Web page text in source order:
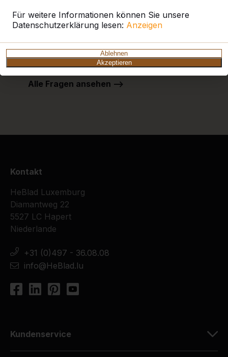
Für weitere Informationen können Sie unsere
Datenschutzerklärung lesen: Anzeigen
Ablehnen
Akzeptieren
Es wurden leider keine spezifischen häufig
gestellten Fragen gefunden.
alle häufig gestellten Fragen anzusehen.
Alle Fragen ansehen -->
Kontakt
HeBlad Luxemburg
Diamantweg 22
5527 LC Hapert
Niederlande
+31 (0)497 - 36.08.08
info@HeBlad.lu
Kundenservice